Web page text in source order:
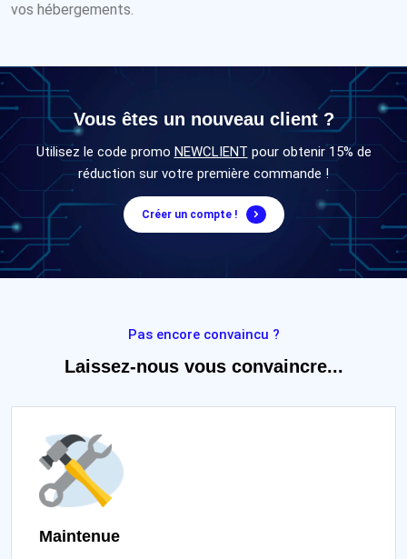
vos hébergements.
Vous êtes un nouveau client ?
Utilisez le code promo NEWCLIENT pour obtenir 15% de
réduction sur votre première commande !
Créer un compte !
Pas encore convaincu ?
Laissez-nous vous convaincre...
Maintenue